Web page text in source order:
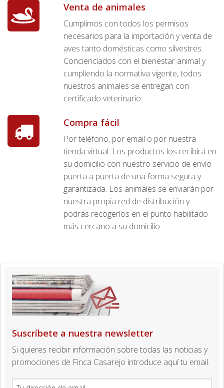
Venta de animales
Cumplimos con todos los permisos
necesarios para la importación y venta de
aves tanto domésticas como silvestres.
Concienciados con el bienestar animal y
cumpliendo la normativa vigente, todos
nuestros animales se entregan con
certificado veterinario.
Compra fácil
Por teléfono, por email o por nuestra
tienda virtual. Los productos los recibirá en
su domicilio con nuestro servicio de envío
puerta a puerta de una forma segura y
garantizada. Los animales se enviarán por
nuestra propia red de distribución y
podrás recogerlos en el punto habilitado
más cercano a su domicilio.
Suscríbete a nuestra newsletter
Si quieres recibir información sobre todas las noticias y
promociones de Finca Casarejo introduce aquí tu email.